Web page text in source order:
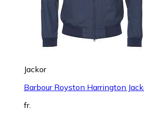
Jackor
Barbour Royston Harrington
fr.